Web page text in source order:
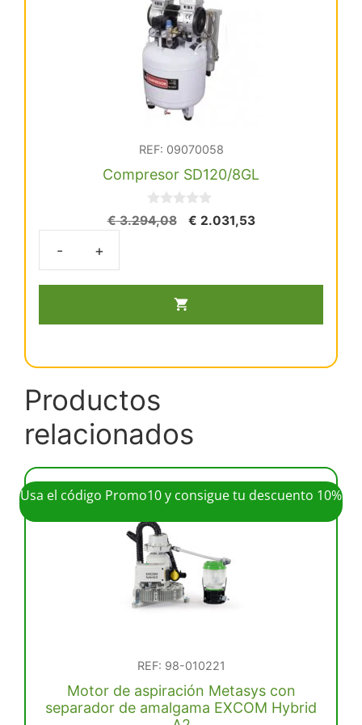
REF: 09070058
Compresor SD120/8GL
0
d
€3.294,08
El
€ 2.031,53El
SD120/8GL
cantidad
Productos
relacionados
Usa el código Promo10 y consigue tu descuento 10%
REF: 98-010221
Motor de aspiración Metasys con
separador de amalgama EXCOM Hybrid